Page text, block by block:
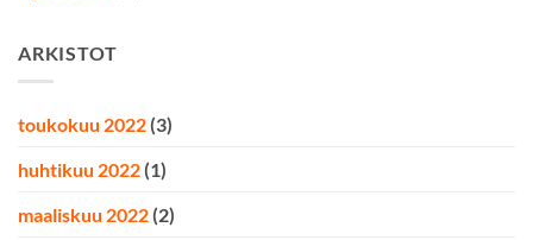
ARKISTOT
toukokuu 2022 (3)
huhtikuu 2022 (1)
maaliskuu 2022 (2)